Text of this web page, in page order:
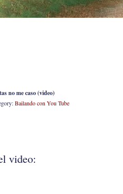
no me caso (video)
Bailando con You Tube
video: